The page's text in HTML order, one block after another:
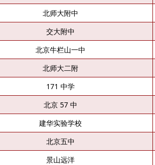
北师大附中
交大附中
北京牛栏山一中
北师大二附
171 中学
北京 57 中
建华实验学校
北京五中
景山远洋